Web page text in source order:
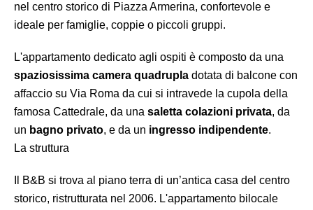
nel centro storico di Piazza Armerina, confortevole e
ideale per famiglie, coppie o piccoli gruppi.
L'appartamento dedicato agli ospiti è composto da una
spaziosissima camera quadrupla dotata di balcone con
affaccio su Via Roma da cui si intravede la cupola della
famosa Cattedrale, da una saletta colazioni privata, da
un bagno privato, e da un ingresso indipendente.
La struttura
Il B&B si trova al piano terra di un’antica casa del centro
storico, ristrutturata nel 2006. L'appartamento bilocale